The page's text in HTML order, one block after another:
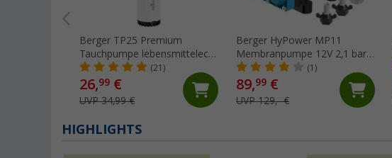
Berger TP25 Premium
Tauchpumpe lebensmittelecht
12V 1,8 bar 25 l/min
(21)
26,99 €
UVP 34,99 €
Berger HyPower MP11
Membranpumpe 12V 2,1 bar
11,3 l/min
(1)
89,99 €
UVP 129,- €
HIGHLIGHTS